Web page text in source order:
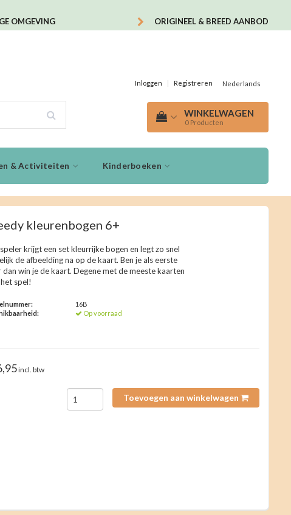
OMGEVING ORIGINEEL & BREED AANBOD
Inloggen | Registreren Nederlands
WINKELWAGEN
0 Producten
& Activiteiten Kinderboeken
kleurenbogen 6+
krijgt een set kleurrijke bogen en legt zo snel
de afbeelding na op de kaart. Ben je als eerste
dan win je de kaart. Degene met de meeste kaarten
spel!
16B
Op voorraad
incl. btw
Toevoegen aan winkelwagen